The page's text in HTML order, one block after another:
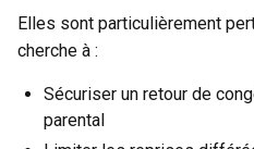
Elles sont particulièrement
cherche à :
Sécuriser un retour de
parental